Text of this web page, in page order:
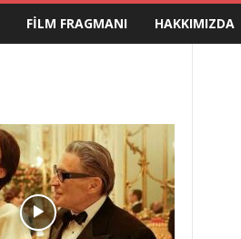
FILM FRAGMANI HAKKIMIZDA